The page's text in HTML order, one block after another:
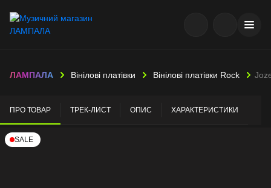
ЛАМПАЛА Вінілові платівки Вінілові платівки Rock
ПРО ТОВАР ТРЕК-ЛИСТ ОПИС ХАРАКТЕРИСТИКИ
SALE